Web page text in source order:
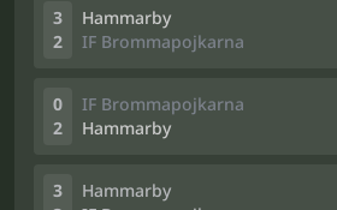
3
2
Hammarby
IF Brommapojkarna
0
2
IF Brommapojkarna
Hammarby
3
Hammarby